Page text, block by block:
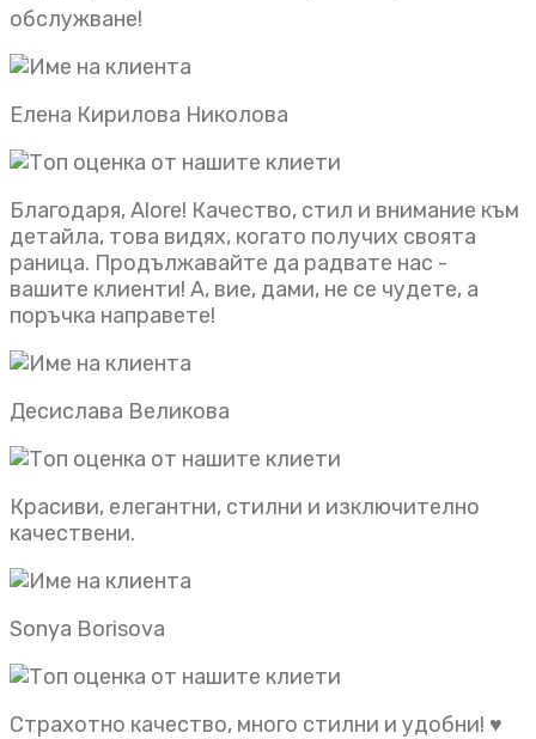
обслужване!
Елена Кирилова Николова
Благодаря, Alore! Качество, стил и внимание към
детайла, това видях, когато получих своята
раница. Продължавайте да радвате нас -
вашите клиенти! А, вие, дами, не се чудете, а
поръчка направете!
Десислава Великова
Красиви, елегантни, стилни и изключително
качествени.
Sonya Borisova
Страхотно качество, много стилни и удобни! ♥️